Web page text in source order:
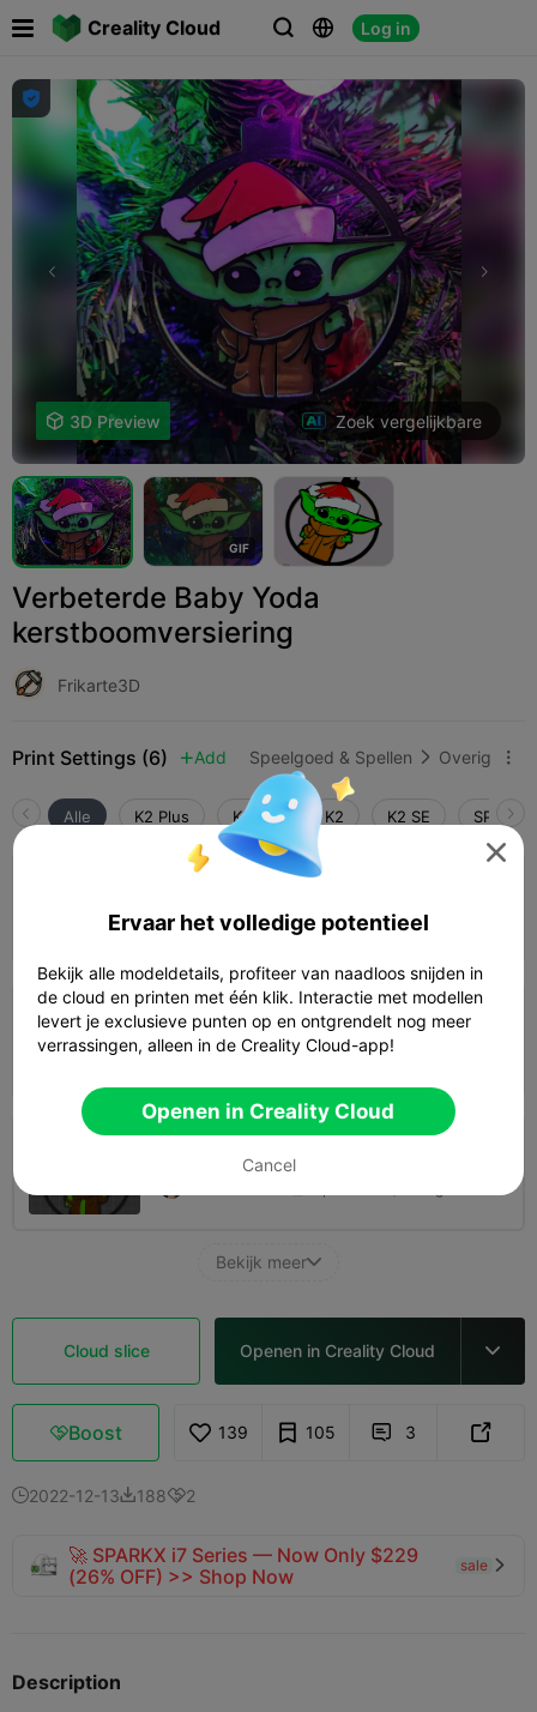
Creality Cloud   Log in
 

 3D Preview Zoek vergelijkbare
GIF
Verbeterde Baby Yoda
kerstboomversiering
Frikarte3D
Print Settings (6)  Add Speelgoed & Spellen  Overig 
Alle K2 Plus K2 Pro K2 K2 SE SPARKX
 33m 0s  1 plates  16.21g
0,2 mm laag, 2 wanden, 10% vulling
 34m 03s  1 plates 
Bekijk meer
Cloud slice Openen in Creality Cloud 
Boost 139 105  3 
2022-12-131882
🚀 SPARKX i7 Series — Now Only $229
(26% OFF) >> Shop Now
sale 
Description

Ervaar het volledige potentieel
Bekijk alle modeldetails, profiteer van naadloos snijden in
de cloud en printen met één klik. Interactie met modellen
levert je exclusieve punten op en ontgrendelt nog meer
verrassingen, alleen in de Creality Cloud-app!
Openen in Creality Cloud
Cancel